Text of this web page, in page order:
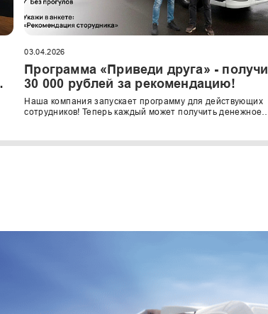
03.04.2026
Программа «Приведи друга» - получи
30 000 рублей за рекомендацию!
Наша компания запускает программу для действующих
сотрудников! Теперь каждый может получить денежное